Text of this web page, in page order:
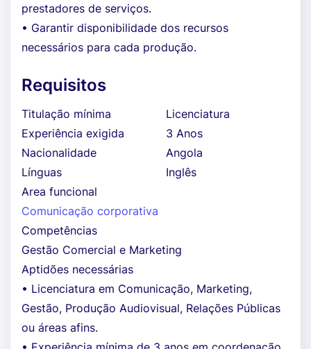
prestadores de serviços.
• Garantir disponibilidade dos recursos
necessários para cada produção.
Requisitos
Titulação mínima
Licenciatura
Experiência exigida
3 Anos
Nacionalidade
Angola
Línguas
Inglês
Area funcional
Comunicação corporativa
Competências
Gestão Comercial e Marketing
Aptidões necessárias
• Licenciatura em Comunicação, Marketing,
Gestão, Produção Audiovisual, Relações Públicas
ou áreas afins.